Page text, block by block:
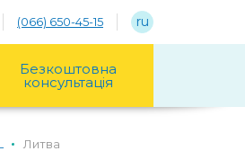
(066) 650-45-15 ru
Безкоштовна
консультація
Литва